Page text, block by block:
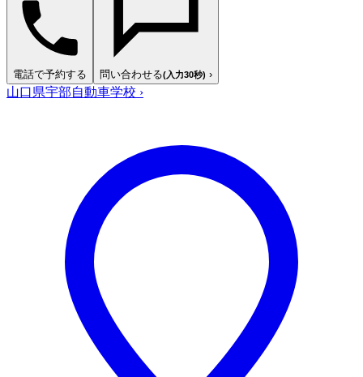
電話で予約する 問い合わせる(入力30秒) ›
山口県宇部自動車学校 ›